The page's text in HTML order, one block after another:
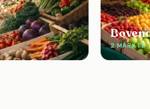
2 MÄRKTE